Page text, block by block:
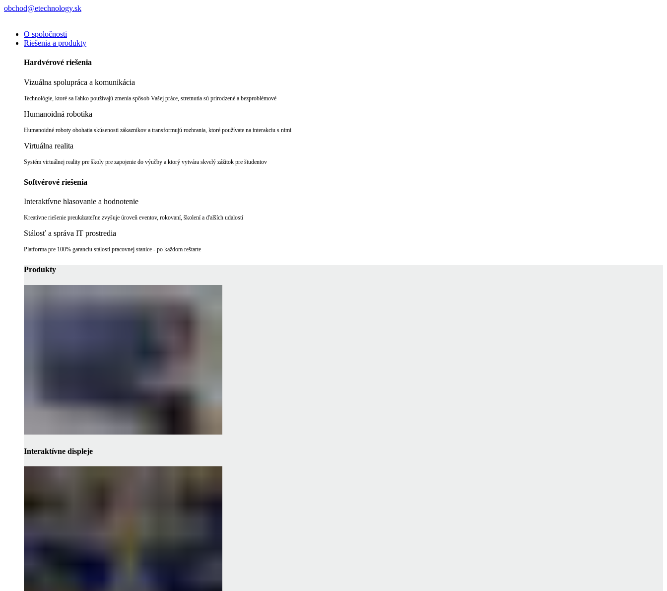
obchod@etechnology.sk
O spoločnosti
Riešenia a produkty
Hardvérové riešenia
Vizuálna spolupráca a komunikácia
Technológie, ktoré sa ľahko používajú zmenia spôsob Vašej práce, stretnutia sú prirodzené a bezproblémové
Humanoidná robotika
Humanoidné roboty obohatia skúsenosti zákazníkov a transformujú rozhrania, ktoré používate na interakciu s nimi
Virtuálna realita
Systém virtuálnej reality pre školy pre zapojenie do výučby a ktorý vytvára skvelý zážitok pre študentov
Softvérové riešenia
Interaktívne hlasovanie a hodnotenie
Kreatívne riešenie preukázateľne zvyšuje úroveň eventov, rokovaní, školení a ďalších udalostí
Stálosť a správa IT prostredia
Platforma pre 100% garanciu stálosti pracovnej stanice - po každom reštarte
Produkty
Interaktívne displeje